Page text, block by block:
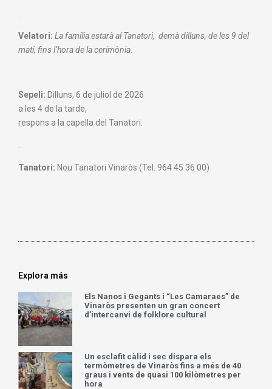
Velatori: La família estarà al Tanatori, demà dilluns, de les 9 del
matí, fins l’hora de la cerimònia.
Sepeli: Dilluns, 6 de juliol de 2026
a les 4 de la tarde,
respons a la capella del Tanatori.
Tanatori: Nou Tanatori Vinaròs (Tel. 964 45 36 00)
Explora más
Els Nanos i Gegants i “Les Camaraes” de
Vinaròs presenten un gran concert
d’intercanvi de folklore cultural
Un esclafit càlid i sec dispara els
termòmetres de Vinaròs fins a més de 40
graus i vents de quasi 100 kilòmetres per
hora